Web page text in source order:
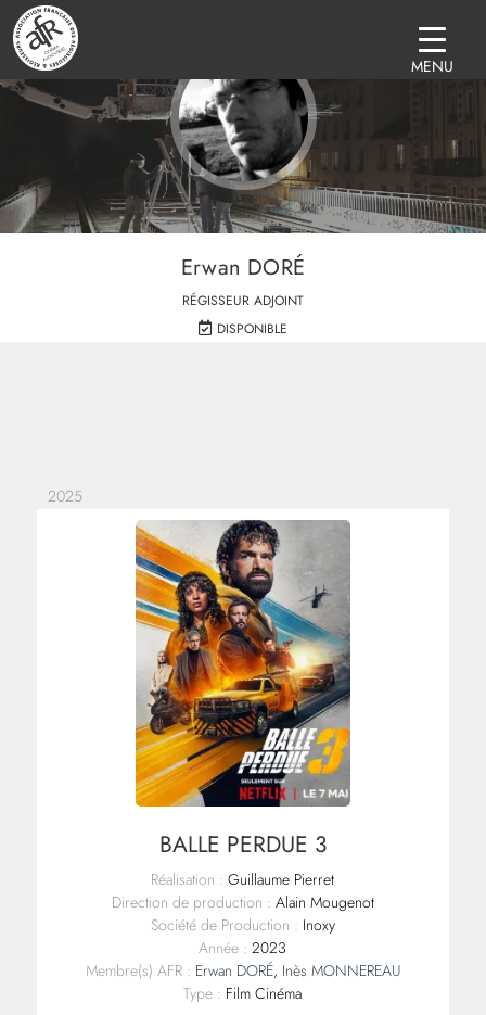
Erwan DORÉ
RÉGISSEUR ADJOINT
DISPONIBLE
2025
BALLE PERDUE 3
Réalisation : Guillaume Pierret
Direction de production : Alain Mougenot
Société de Production : Inoxy
Année : 2023
Membre(s) AFR : Erwan DORÉ, Inès MONNEREAU
Type : Film Cinéma
MENU